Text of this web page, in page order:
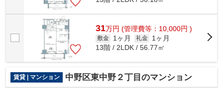
31万円 (管理費等：10,000円 )
敷金 1ヶ月 礼金
1ヶ月
13階 / 2LDK / 56.77㎡
賃貸 | マンション 中野区東中野２丁目のマンション